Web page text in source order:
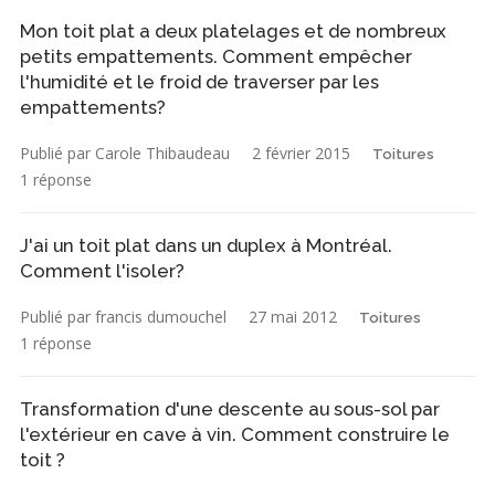
Mon toit plat a deux platelages et de nombreux
petits empattements. Comment empêcher
l'humidité et le froid de traverser par les
empattements?
Publié par Carole Thibaudeau 2 février 2015 Toitures
1 réponse
J'ai un toit plat dans un duplex à Montréal.
Comment l'isoler?
Publié par francis dumouchel 27 mai 2012 Toitures
1 réponse
Transformation d'une descente au sous-sol par
l'extérieur en cave à vin. Comment construire le
toit ?